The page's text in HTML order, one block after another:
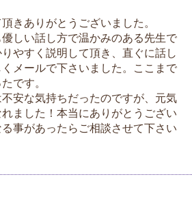
きありがとうございました。
しい話し方で温かみのある先生で
やすく説明して頂き、直ぐに話し
メールで下さいました。ここまで
です。
安な気持ちだったのですが、元気
ました！本当にありがとうござい
事があったらご相談させて下さい